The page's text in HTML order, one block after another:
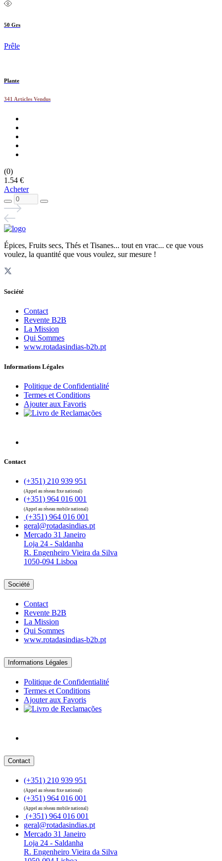
50 Grs
Prêle
Plante
341 Articles Vendus
(0)
1.54 €
Acheter
Épices, Fruits secs, Thés et Tisanes... tout en vrac... ce que vous
voulez, la quantité que vous voulez, sur mesure !
Société
Contact
Revente B2B
La Mission
Qui Sommes
www.rotadasindias-b2b.pt
Informations Légales
Politique de Confidentialité
Termes et Conditions
Ajouter aux Favoris
Contact
(+351) 210 939 951
(Appel au réseau fixe national)
(+351) 964 016 001
(Appel au réseau mobile national)
(+351) 964 016 001
geral@rotadasindias.pt
Mercado 31 Janeiro
Loja 24 - Saldanha
R. Engenheiro Vieira da Silva
1050-094 Lisboa
Société
Contact
Revente B2B
La Mission
Qui Sommes
www.rotadasindias-b2b.pt
Informations Légales
Politique de Confidentialité
Termes et Conditions
Ajouter aux Favoris
Contact
(+351) 210 939 951
(Appel au réseau fixe national)
(+351) 964 016 001
(Appel au réseau mobile national)
(+351) 964 016 001
geral@rotadasindias.pt
Mercado 31 Janeiro
Loja 24 - Saldanha
R. Engenheiro Vieira da Silva